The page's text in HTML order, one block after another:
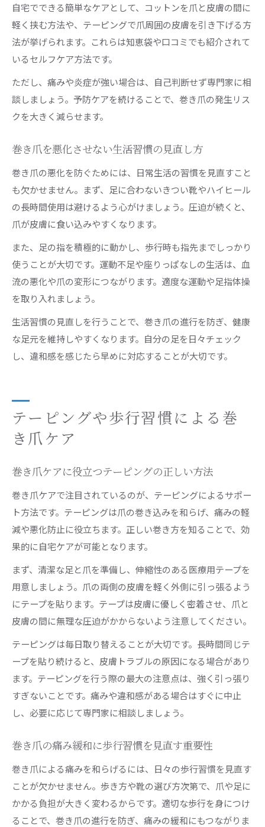
自宅でできる簡単なケアとして、コットンを爪と皮膚の間に
軽く挟む方法や、テーピングで爪周囲の皮膚を引き下げる方
法が挙げられます。これらは知恵袋や口コミでも紹介されて
いるセルフケア方法です。
ただし、痛みや炎症が強い場合は、自己判断せず専門家に相
談しましょう。予防ケアを続けることで、巻き爪の発生リス
クを大きく減らせます。
巻き爪を悪化させない生活習慣の見直し方
巻き爪の悪化を防ぐためには、日常生活の習慣を見直すこと
も欠かせません。まず、足に合わないきつい靴やハイヒール
の長時間使用は避けるよう心がけましょう。圧迫が続くと、
爪が皮膚に食い込みやすくなります。
また、足の指を積極的に動かし、歩行時も指先までしっかり
使うことが大切です。運動不足や座りっぱなしの生活は、血
流の悪化や爪の変形につながります。適度な運動や足指体操
を取り入れましょう。
生活習慣の見直しを行うことで、巻き爪の進行を防ぎ、健康
な足元を維持しやすくなります。自分の足を日々チェック
し、違和感を感じたら早めに対応することが大切です。
テーピングや歩行習慣による巻
き爪ケア
巻き爪ケアに役立つテーピングの正しい方法
巻き爪ケアで注目されているのが、テーピングによるサポー
ト方法です。テーピングは爪の巻き込みを和らげ、痛みの軽
減や悪化防止に役立ちます。正しい巻き方を知ることで、効
果的に自宅ケアが可能となります。
まず、清潔な足と爪を準備し、伸縮性のある医療用テープを
用意しましょう。爪の両側の皮膚を軽く外側に引っ張るよう
にテープを貼ります。テープは皮膚に優しく密着させ、爪と
皮膚の間に無理な圧迫がかからないよう注意してください。
テーピングは毎日取り替えることが大切です。長時間同じテ
ープを貼り続けると、皮膚トラブルの原因になる場合があり
ます。テーピングを行う際の最大の注意点は、強く引っ張り
すぎないことです。痛みや違和感がある場合はすぐに中止
し、必要に応じて専門家に相談しましょう。
巻き爪の痛み緩和に歩行習慣を見直す重要性
巻き爪による痛みを和らげるには、日々の歩行習慣を見直す
ことが欠かせません。歩き方や靴の選び方次第で、爪や足に
かかる負担が大きく変わるからです。適切な歩行を身につけ
ることで、巻き爪の進行を防ぎ、痛みの緩和にもつながりま